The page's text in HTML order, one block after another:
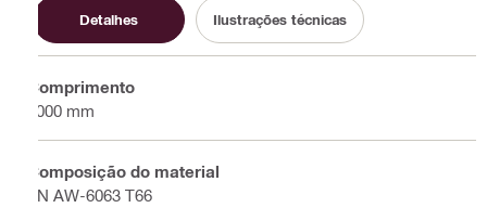
Detalhes Ilustrações técnicas
Comprimento
6000 mm
Composição do material
EN AW-6063 T66